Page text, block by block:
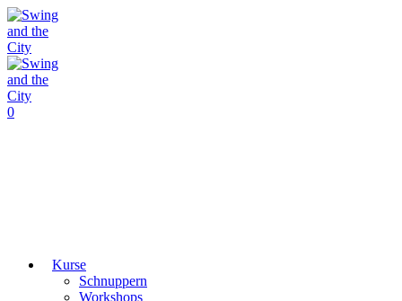
0
Kurse
Schnuppern
Workshops